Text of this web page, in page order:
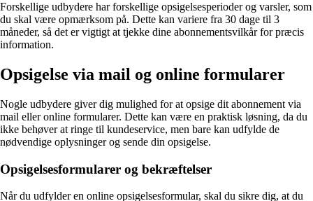
Forskellige udbydere har forskellige opsigelsesperioder og varsler, som
du skal være opmærksom på. Dette kan variere fra 30 dage til 3
måneder, så det er vigtigt at tjekke dine abonnementsvilkår for præcis
information.
Opsigelse via mail og online formularer
Nogle udbydere giver dig mulighed for at opsige dit abonnement via
mail eller online formularer. Dette kan være en praktisk løsning, da du
ikke behøver at ringe til kundeservice, men bare kan udfylde de
nødvendige oplysninger og sende din opsigelse.
Opsigelsesformularer og bekræftelser
Når du udfylder en online opsigelsesformular, skal du sikre dig, at du